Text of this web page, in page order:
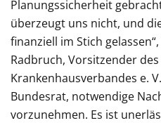
Planungssicherheit
überzeugt uns nicht, und
finanziell im Stich
Radbruch, Vorsitzender
Krankenhausverbandes e.
Bundesrat, notwendige
vorzunehmen. Es ist